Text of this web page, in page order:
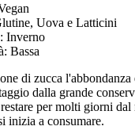
Uova e Latticini
Inverno
Bassa
di zucca
dalla grande
per molti giorni dal
inizia a consumare.